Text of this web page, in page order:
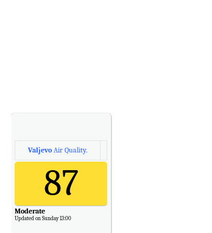
Valjevo Air Quality.
87
Moderate
Updated on Sunday 13:00